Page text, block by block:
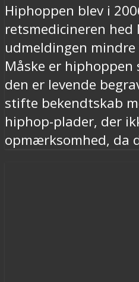
Hiphoppen blev i
retsmedicineren hed
udmeldingen
Måske er hiphoppen
den er levende
stifte bekendtskab
hiphop-plader, der
opmærksomhed, da